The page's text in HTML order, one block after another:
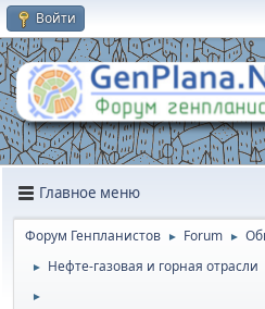
Войти
Главное меню
Форум Генпланистов ► Forum ►
► Нефте-газовая и горная отрасли
►